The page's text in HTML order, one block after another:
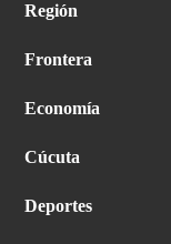
Región
Frontera
Economía
Cúcuta
Deportes